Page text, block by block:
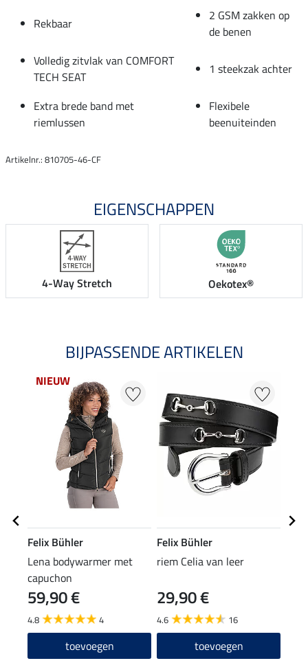
Rekbaar
2 GSM zakken op
de benen
Volledig zitvlak van COMFORT
TECH SEAT
1 steekzak achter
Extra brede band met
riemlussen
Flexibele
beenuiteinden
Artikelnr.: 810705-46-CF
EIGENSCHAPPEN
4-Way Stretch Oekotex®
BIJPASSENDE ARTIKELEN
NIEUW
Felix Bühler
Lena bodywarmer met
capuchon
59,90 €
4.8 4
toevoegen
Felix Bühler
riem Celia van leer
29,90 €
4.6 16
toevoegen